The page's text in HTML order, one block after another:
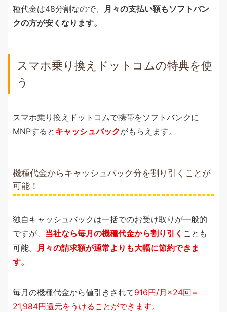
種代金は48分割なので、
月々の支払い額もソフトバン
クの方が安くなります。
スマホ乗り換えドットコムの特典を使
う
スマホ乗り換えドットコムで携帯をソフトバンクに
MNPすると キャッシュバックがもらえます。
機種代金からキャッシュバック分を割り引くことが
可能！
独自キャッシュバックは一括でのお受け取りが一般的
ですが、 当社なら毎月の機種代金から割り引く ことも
可能。
月々の請求額が通常よりも大幅に節約できま
す。
毎月の機種代金から値引きされて916円/月×24回＝
21,984円還元をうけることができます。